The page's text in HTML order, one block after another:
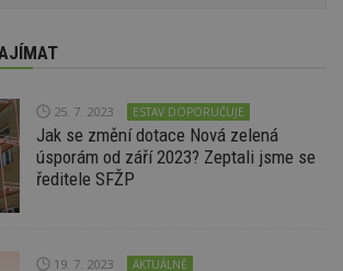
25. 7. 2023 ESTAV DOPORUČUJE
Jak se změní dotace Nová zelená
úsporám od září 2023? Zeptali jsme se
ředitele SFŽP
19. 7. 2023 AKTUÁLNĚ